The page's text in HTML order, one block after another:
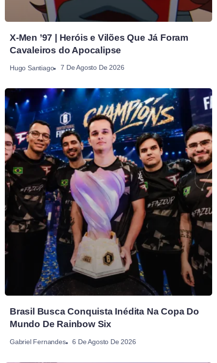
X-Men ’97 | Heróis e Vilões Que Já Foram
Cavaleiros do Apocalipse
Hugo Santiago 7 De Agosto De 2026
Brasil Busca Conquista Inédita Na Copa Do
Mundo De Rainbow Six
Gabriel Fernandes 6 De Agosto De 2026